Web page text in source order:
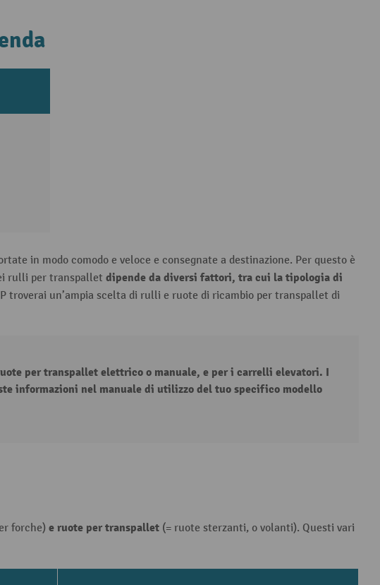
in modo comodo e veloce e consegnate a destinazione. Per questo è
rulli per transpallet dipende da diversi fattori, tra cui la tipologia di
troverai un’ampia scelta di rulli e ruote di ricambio per transpallet di
per transpallet elettrico o manuale, e per i carrelli elevatori. I
informazioni nel manuale di utilizzo del tuo specifico modello
forche) e ruote per transpallet (= ruote sterzanti, o volanti). Questi vari